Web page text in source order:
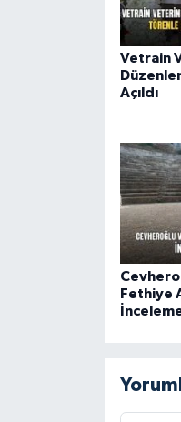
Vetrain
Açıldı
Fethiye